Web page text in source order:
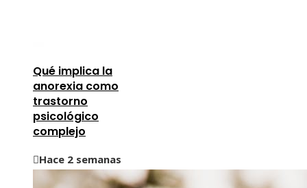
Qué implica la
anorexia como
trastorno
psicológico
complejo
Hace 2 semanas